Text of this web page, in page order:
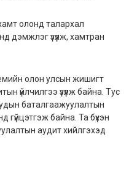
олонд талархал
дэмжлэг үзүүлж, хамтран
олон улсын жишигт
үйлчилгээ үзүүлж байна. Тус
баталгаажуулалтын
байна. Та бүхэн
аудит хийлгэхэд